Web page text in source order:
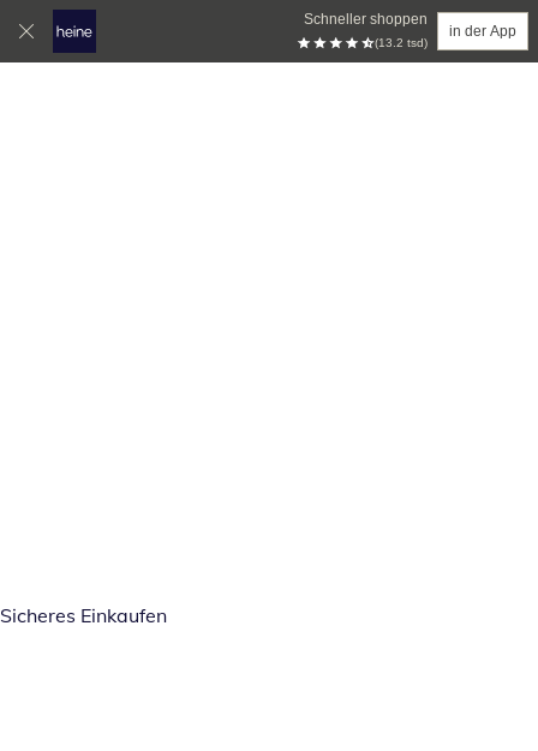
Schneller shoppen
(13.2 tsd)
in der App
Sicheres Einkaufen